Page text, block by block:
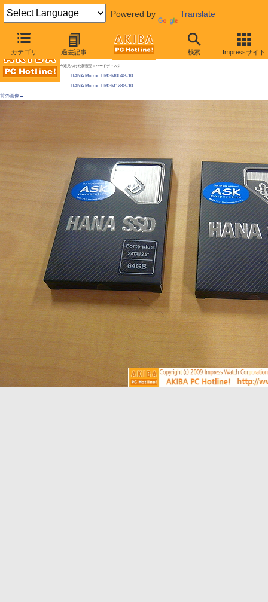
Powered by Translate
カテゴリ 過去記事 検索 Impressサイト
AKIBA PC Hotline! 2009年11月28日号
34nmフラッシュ+INDILINXコントローラのSSDがHANA Micronから発売、性能にも変化？
今週見つけた新製品：ハードディスク
HANA Micron HMSM064G-10
HANA Micron HMSM128G-10
前の画像←